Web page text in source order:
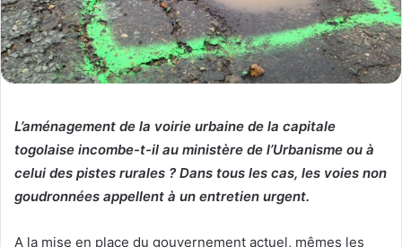
L’aménagement de la voirie urbaine de la capitale
togolaise incombe-t-il au ministère de l’Urbanisme ou à
celui des pistes rurales ? Dans tous les cas, les voies non
goudronnées appellent à un entretien urgent.
A la mise en place du gouvernement actuel, mêmes les